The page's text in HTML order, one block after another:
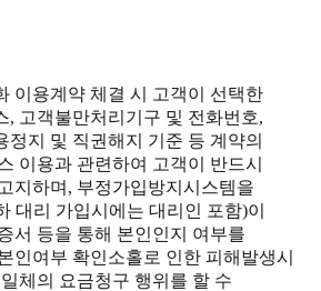
이용계약 체결 시 고객이 선택한
, 고객불만처리기구 및 전화번호,
정지 및 직권해지 기준 등 계약의
이용과 관련하여 고객이 반드시
지하며, 부정가입방지시스템을
대리 가입시에는 대리인 포함)이
서 등을 통해 본인인지 여부를
인여부 확인소홀로 인한 피해발생시
체의 요금청구 행위를 할 수